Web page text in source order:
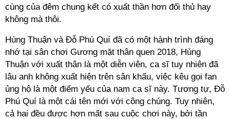
cùng của đêm chung kết có xuất thần hơn đối thủ hay
không mà thôi.
Hùng Thuận và Đỗ Phú Quí đã có một hành trình đáng
nhớ tại sân chơi Gương mặt thân quen 2018, Hùng
Thuận với xuất thân là một diễn viên, ca sĩ tuy nhiên đã
lâu anh không xuất hiện trên sân khấu, việc kêu gọi fan
ủng hộ là một điểm yếu của nam ca sĩ này. Tương tự, Đỗ
Phú Quí là một cái tên mới với công chúng. Tuy nhiên,
cả hai đều được hơn mất sau cuộc chơi này, bởi tần